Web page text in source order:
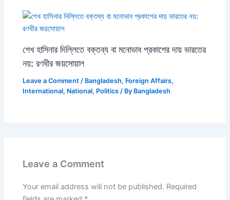
শেখ হাসিনার দিল্লিতে বক্তব্য বা মনোভাব প্রকাশের দায় ভারতের
নয়: রণধীর জয়সোয়াল
Leave a Comment / Bangladesh, Foreign Affairs,
International, National, Politics / By Bangladesh
Leave a Comment
Your email address will not be published. Required